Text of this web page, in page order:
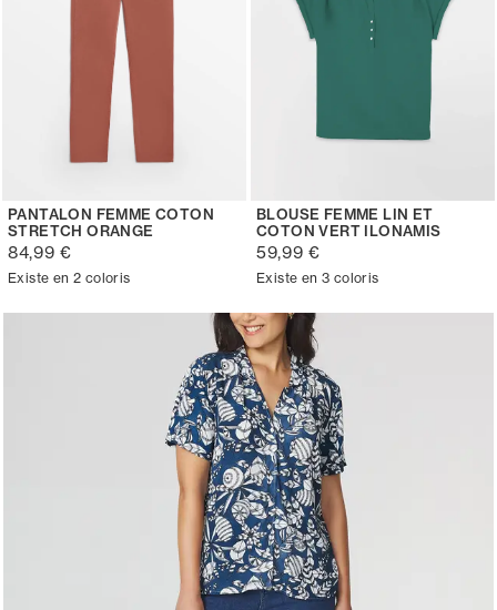
PANTALON FEMME COTON
STRETCH ORANGE
84,99 €
Existe en 2 coloris
BLOUSE FEMME LIN ET
COTON VERT ILONAMIS
59,99 €
Existe en 3 coloris